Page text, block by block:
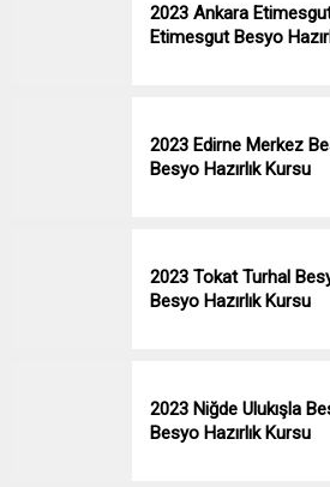
2023 Ankara
Etimesgut Besyo
2023 Edirne Merkez
Besyo Hazırlık Kursu
2023 Tokat Turhal
Besyo Hazırlık Kursu
2023 Niğde Ulukışla
Besyo Hazırlık Kursu